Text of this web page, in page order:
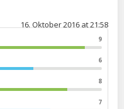
16. Oktober 2016 at 21:58
9
6
8
7